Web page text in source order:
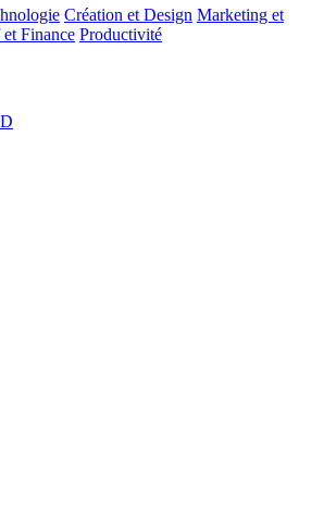
Création et Design Marketing et
Finance Productivité